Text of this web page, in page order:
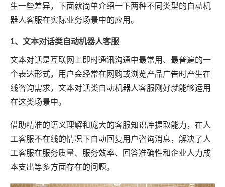
生一些差异，下面就简单介绍一下两种不同类型的自动机
器人客服在实际业务场景中的应用。
1、文本对话类自动机器人客服
文本对话是互联网上即时通讯沟通中最常用、最普遍的一
个表达形式，用户会经常在网购或浏览产品广告时产生在
线咨询需求，文本对话类自动机器人客服刚好就能够运用
在这类场景中。
借助精准的语义理解和庞大的客服知识库提取能力，在人
工客服不在线的情况下自动回复用户咨询消息，解决了人
工客服在服务质量、服务效率、回答准确性和企业人力成
本支出等多方面存在的问题。